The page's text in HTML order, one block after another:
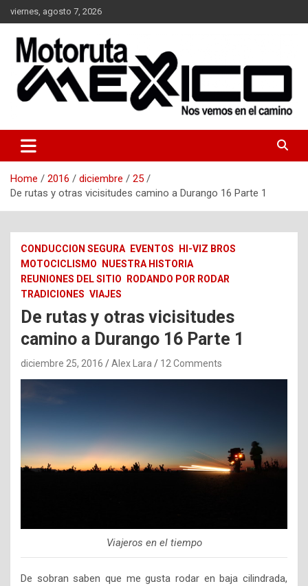
Skip
to
content
viernes, agosto 7, 2026
Moto Ruta Mexico
Home 2016 diciembre
25
De rutas y otras vicisitudes camino a Durango 16 Parte 1
CONDUCCION SEGURA EVENTOS
HI-VIZ BROS
MOTOCICLISMO
NUESTRA HISTORIA
REUNIONES DEL SITIO
RODANDO POR RODAR
TRADICIONES VIAJES
De rutas y otras vicisitudes
camino a Durango 16 Parte 1
diciembre 25, 2016 Alex Lara 12 Comments
Viajeros en el tiempo
De sobran saben que me gusta rodar en baja cilindrada,